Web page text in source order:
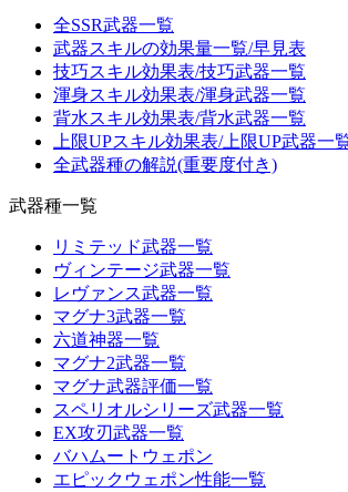
全SSR武器一覧
武器スキルの効果量一覧/早見表
技巧スキル効果表/技巧武器一覧
渾身スキル効果表/渾身武器一覧
背水スキル効果表/背水武器一覧
上限UPスキル効果表/上限UP武器一
全武器種の解説(重要度付き)
武器種一覧
リミテッド武器一覧
ヴィンテージ武器一覧
レヴァンス武器一覧
マグナ3武器一覧
六道神器一覧
マグナ2武器一覧
マグナ武器評価一覧
スペリオルシリーズ武器一覧
EX攻刃武器一覧
バハムートウェポン
エピックウェポン性能一覧